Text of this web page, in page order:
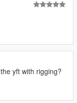
yft with rigging?